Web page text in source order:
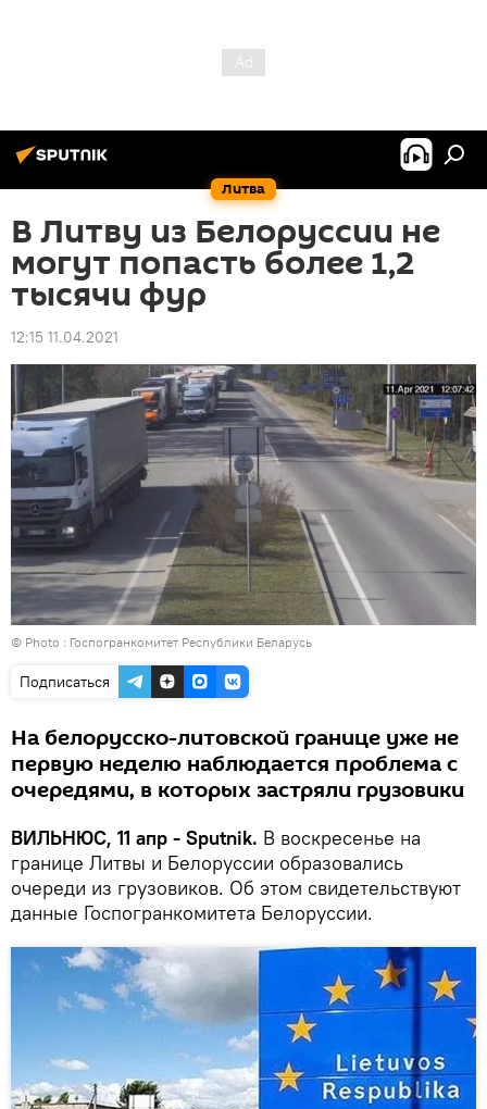
Литва
В Литву из Белоруссии не
могут попасть более 1,2
тысячи фур
12:15 11.04.2021
© Photo : Госпогранкомитет Республики Беларусь
Подписаться
На белорусско-литовской границе уже не
первую неделю наблюдается проблема с
очередями, в которых застряли грузовики
ВИЛЬНЮС, 11 апр - Sputnik. В воскресенье на
границе Литвы и Белоруссии образовались
очереди из грузовиков. Об этом свидетельствуют
данные Госпогранкомитета Белоруссии.